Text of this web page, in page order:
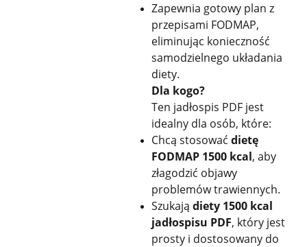
Zapewnia gotowy plan z
przepisami FODMAP,
eliminując konieczność
samodzielnego układania
diety.
Dla kogo?
Ten jadłospis PDF jest
idealny dla osób, które:
Chcą stosować dietę
FODMAP 1500 kcal, aby
złagodzić objawy
problemów trawiennych.
Szukają diety 1500 kcal
jadłospisu PDF, który jest
prosty i dostosowany do